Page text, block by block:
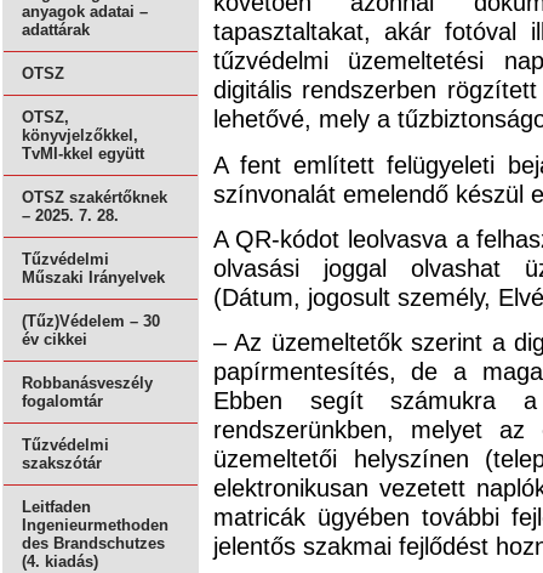
anyagok adatai –
adattárak
OTSZ
OTSZ,
könyvjelzőkkel,
TvMI-kkel együtt
OTSZ szakértőknek
– 2025. 7. 28.
Tűzvédelmi
Műszaki Irányelvek
(Tűz)Védelem – 30
év cikkei
Robbanásveszély
fogalomtár
Tűzvédelmi
szakszótár
Leitfaden
Ingenieurmethoden
des Brandschutzes
(4. kiadás)
tapasztaltakat, akár fotóval
tűzvédelmi üzemeltetési
digitális rendszerben
lehetővé, mely a
A fent említett felügyeleti
színvonalát emelendő készül
A QR-kódot leolvasva a
olvasási joggal olvashat
(Dátum, jogosult személy,
– Az üzemeltetők szerint a
papírmentesítés, de a
Ebben segít számukra
rendszerünkben, melyet
üzemeltetői helyszínen
elektronikusan vezetett
matricák ügyében további
jelentős szakmai fejlődést